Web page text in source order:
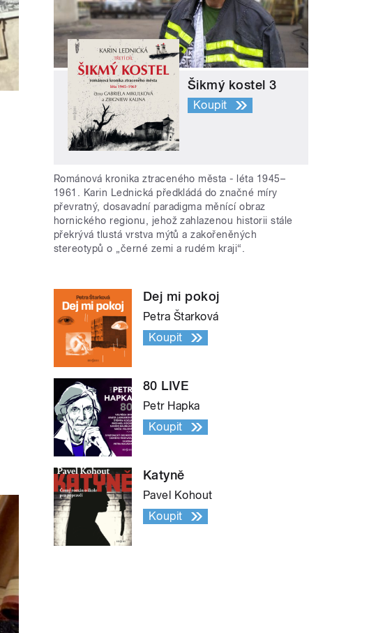
Šikmý kostel 3
Koupit
Románová kronika ztraceného města - léta 1945–
1961. Karin Lednická předkládá do značné míry
převratný, dosavadní paradigma měnící obraz
hornického regionu, jehož zahlazenou historii stále
překrývá tlustá vrstva mýtů a zakořeněných
stereotypů o „černé zemi a rudém kraji“.
Dej mi pokoj
Petra Štarková
Koupit
80 LIVE
Petr Hapka
Koupit
Katyně
Pavel Kohout
Koupit